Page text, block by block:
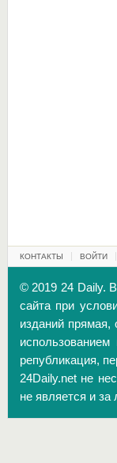
КОНТАКТЫ ВОЙТИ
© 2019 24 Daily.
сайта при
изданий
републикация,
24Daily.net не
не является и